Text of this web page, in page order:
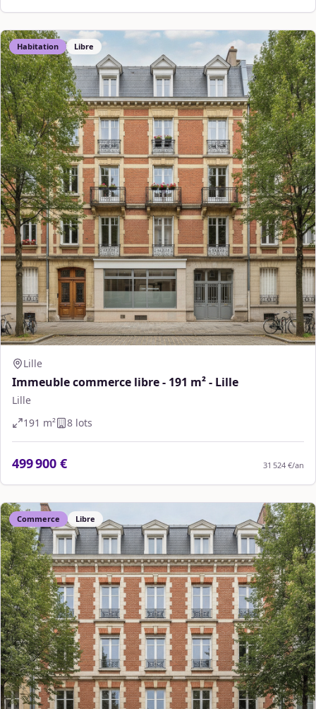
Habitation Libre
Lille
Immeuble commerce libre - 191 m² - Lille
Lille
191 m² 8 lots
499 900 € 31 524 €/an
Commerce Libre